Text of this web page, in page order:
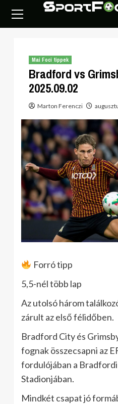
content
Menu
Mai Foci tippek
Bradford vs
2025.09.02
Marton Ferenczi
Forró tipp
5,5-nél több lap
Az utolsó három
zárult az első félidőben.
Bradford City és
fognak összecsapni az
fordulójában a
Stadionjában.
Mindkét csapat jó